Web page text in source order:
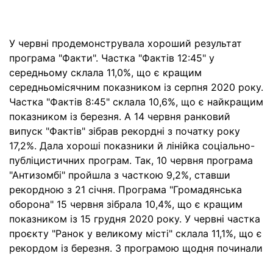
У червні продемонструвала хороший результат
програма "Факти". Частка "Фактів 12:45" у
середньому склала 11,0%, що є кращим
середньомісячним показником із серпня 2020 року.
Частка "Фактів 8:45" склала 10,6%, що є найкращим
показником із березня. А 14 червня ранковий
випуск "Фактів" зібрав рекордні з початку року
17,2%. Дала хороші показники й лінійка соціально-
публіцистичних програм. Так, 10 червня програма
"Антизомбі" пройшла з часткою 9,2%, ставши
рекордною з 21 січня. Програма "Громадянська
оборона" 15 червня зібрала 10,4%, що є кращим
показником із 15 грудня 2020 року. У червні частка
проєкту "Ранок у великому місті" склала 11,1%, що є
рекордом із березня. З програмою щодня починали